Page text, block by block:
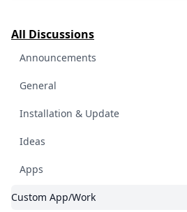
All Discussions
Announcements
General
Installation & Update
Ideas
Apps
Custom App/Work